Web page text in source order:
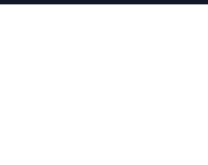
Politique de Confidentialité